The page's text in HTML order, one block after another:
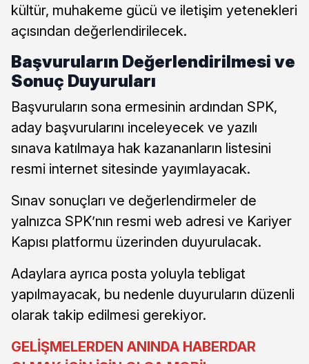
kültür, muhakeme gücü ve iletişim yetenekleri
açısından değerlendirilecek.
Başvuruların Değerlendirilmesi ve
Sonuç Duyuruları
Başvuruların sona ermesinin ardından SPK,
aday başvurularını inceleyecek ve yazılı
sınava katılmaya hak kazananların listesini
resmi internet sitesinde yayımlayacak.
Sınav sonuçları ve değerlendirmeler de
yalnızca SPK’nın resmi web adresi ve Kariyer
Kapısı platformu üzerinden duyurulacak.
Adaylara ayrıca posta yoluyla tebligat
yapılmayacak, bu nedenle duyuruların düzenli
olarak takip edilmesi gerekiyor.
GELİŞMELERDEN ANINDA HABERDAR